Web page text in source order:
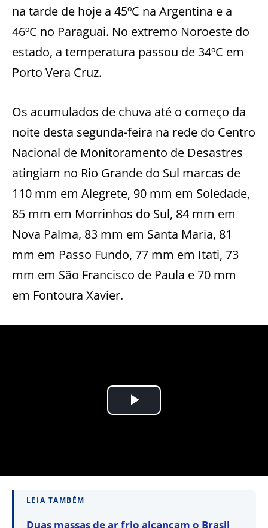
na tarde de hoje a 45ºC na Argentina e a
46ºC no Paraguai. No extremo Noroeste do
estado, a temperatura passou de 34ºC em
Porto Vera Cruz.
Os acumulados de chuva até o começo da
noite desta segunda-feira na rede do Centro
Nacional de Monitoramento de Desastres
atingiam no Rio Grande do Sul marcas de
110 mm em Alegrete, 90 mm em Soledade,
85 mm em Morrinhos do Sul, 84 mm em
Nova Palma, 83 mm em Santa Maria, 81
mm em Passo Fundo, 77 mm em Itati, 73
mm em São Francisco de Paula e 70 mm
em Fontoura Xavier.
LEIA TAMBÉM
Duas massas de ar frio alcançam o Brasil